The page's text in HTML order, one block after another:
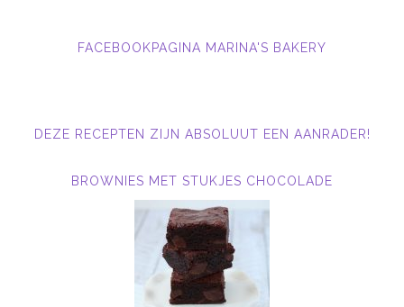
FACEBOOKPAGINA MARINA'S BAKERY
DEZE RECEPTEN ZIJN ABSOLUUT EEN AANRADER!
BROWNIES MET STUKJES CHOCOLADE